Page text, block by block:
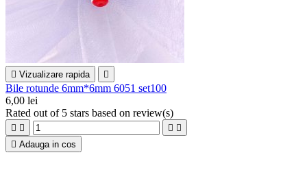
 Vizualizare rapida 
Bile rotunde 6mm*6mm 6051 set100
6,00 lei
Rated out of 5 stars based on review(s)
   
 Adauga in cos